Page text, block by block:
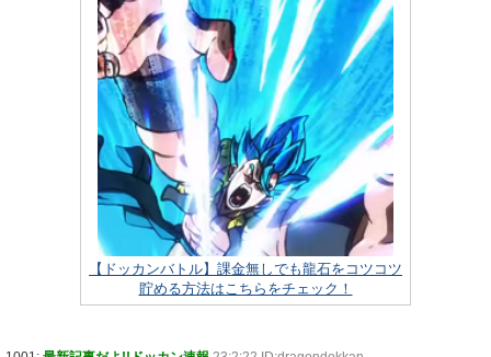
【ドッカンバトル】課金無しでも龍石をコツコツ
貯める方法はこちらをチェック！